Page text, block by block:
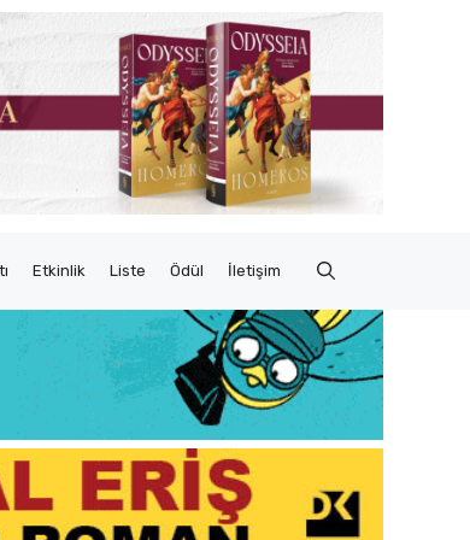
Etkinlik Liste Ödül İletişim